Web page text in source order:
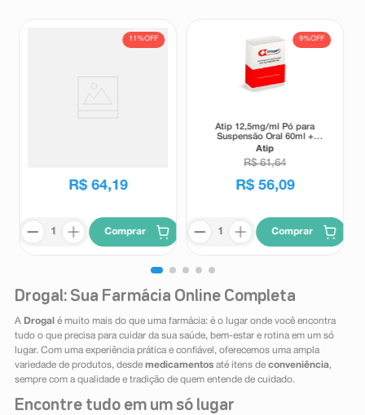
11%OFF
R$ 64,19
Comprar
9%OFF
Atip 12,5mg/ml Pó para
Suspensão Oral 60ml +
Seringa Dosadora
Atip
R$ 61,64
R$ 56,09
Comprar
Drogal: Sua Farmácia Online Completa
A Drogal é muito mais do que uma farmácia: é o lugar onde você encontra
tudo o que precisa para cuidar da sua saúde, bem-estar e rotina em um só
lugar. Com uma experiência prática e confiável, oferecemos uma ampla
variedade de produtos, desde medicamentosaté itens de conveniência,
sempre com a qualidade e tradição de quem entende de cuidado.
Encontre tudo em um só lugar